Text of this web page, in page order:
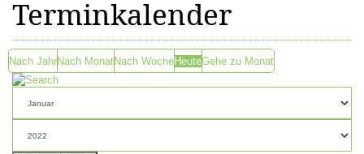
Terminkalender
Nach JahrNach MonatNach WocheHeuteGehe zu Monat